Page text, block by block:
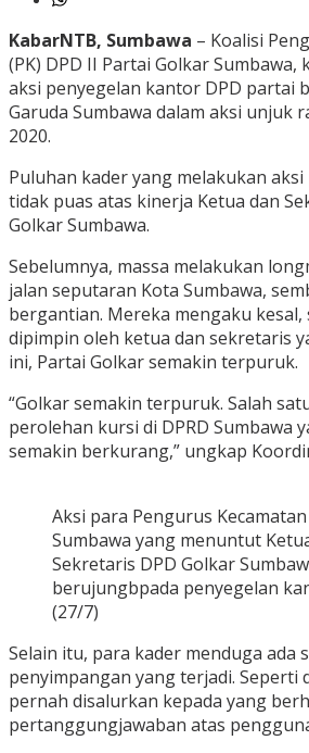
KabarNTB, Sumbawa – Koalisi
(PK) DPD II Partai Golkar Sumbawa,
aksi penyegelan kantor DPD partai
Garuda Sumbawa dalam aksi unjuk
2020.
Puluhan kader yang melakukan
tidak puas atas kinerja Ketua dan
Golkar Sumbawa.
Sebelumnya, massa melakukan
jalan seputaran Kota Sumbawa,
bergantian. Mereka mengaku kesal,
dipimpin oleh ketua dan sekretaris
ini, Partai Golkar semakin terpuruk.
“Golkar semakin terpuruk. Salah
perolehan kursi di DPRD Sumbawa
semakin berkurang,” ungkap
Aksi para Pengurus
Sumbawa yang menuntut
Sekretaris DPD Golkar
berujungbpada penyegelan
(27/7)
Selain itu, para kader menduga ada
penyimpangan yang terjadi. Seperti
pernah disalurkan kepada yang
pertanggungjawaban atas